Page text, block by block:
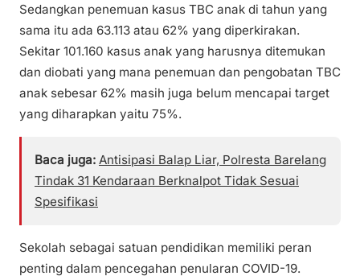
Sedangkan penemuan kasus TBC anak di tahun yang
sama itu ada 63.113 atau 62% yang diperkirakan.
Sekitar 101.160 kasus anak yang harusnya ditemukan
dan diobati yang mana penemuan dan pengobatan TBC
anak sebesar 62% masih juga belum mencapai target
yang diharapkan yaitu 75%.
Baca juga: Antisipasi Balap Liar, Polresta Barelang
Tindak 31 Kendaraan Berknalpot Tidak Sesuai
Spesifikasi
Sekolah sebagai satuan pendidikan memiliki peran
penting dalam pencegahan penularan COVID-19.